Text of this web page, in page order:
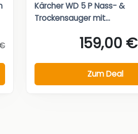
Kärcher WD 5 P Nass- &
Trockensauger mit...
159,00 €
Zum Deal